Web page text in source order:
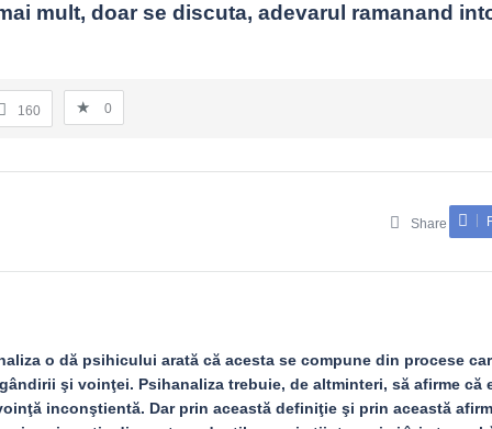
mult, doar se discuta, adevarul ramanand
160 0
Share
o dă psihicului arată că acesta se compune din procese
şi voinţei. Psihanaliza trebuie, de altminteri, să afirme că
inconştientă. Dar prin această definiţie şi prin această